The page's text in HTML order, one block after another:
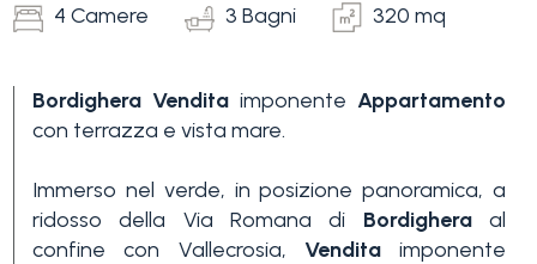
4 Camere 3 Bagni 320 mq
Bordighera Vendita imponente Appartamento
con terrazza e vista mare.
Immerso nel verde, in posizione panoramica, a
ridosso della Via Romana di Bordigheraal
confine con Vallecrosia, Venditaimponente
Prezzo